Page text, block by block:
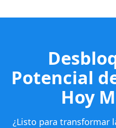
Potencial
Hoy
¿Listo para transformar